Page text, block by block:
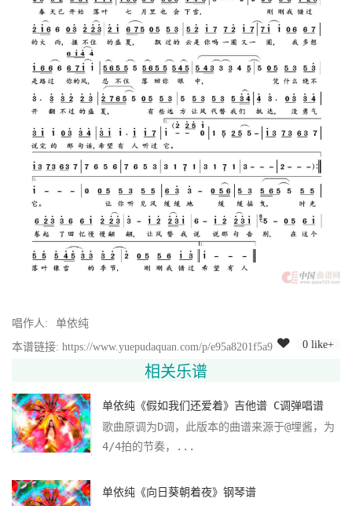
唱作人:
单依纯
本谱链接: https://www.yuepudaquan.com/p/e95a8201f5a9
0 like+
相关乐谱
单依纯《假如我们还爱着》吉他谱 C调弹唱谱
歌曲原调为D调，此版本的曲谱来源于@埋酱，为
4/4拍的节奏，...
单依纯《向日葵朝着夜》钢琴谱